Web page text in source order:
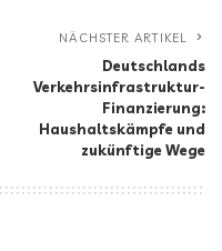
NÄCHSTER ARTIKEL
Deutschlands
Verkehrsinfrastruktur-
Finanzierung:
Haushaltskämpfe und
zukünftige Wege